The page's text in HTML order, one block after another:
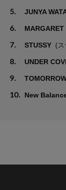
5. JUNYA
6.
7. STUSSY (
8. UNDER
9.
10. New